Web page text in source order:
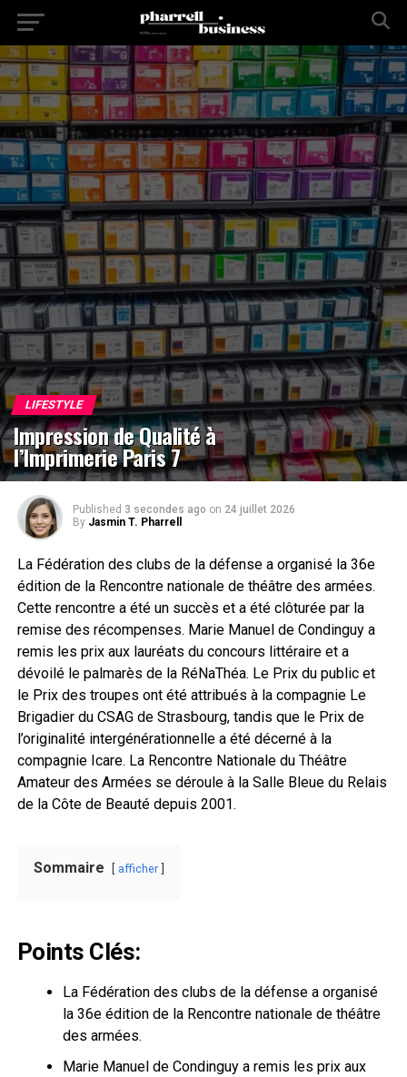
LIFESTYLE
Impression de Qualité à
l’Imprimerie Paris 7
Published 3 secondes ago on 24 juillet 2026
By Jasmin T. Pharrell
La Fédération des clubs de la défense a organisé la 36e
édition de la Rencontre nationale de théâtre des armées.
Cette rencontre a été un succès et a été clôturée par la
remise des récompenses. Marie Manuel de Condinguy a
remis les prix aux lauréats du concours littéraire et a
dévoilé le palmarès de la RéNaThéa. Le Prix du public et
le Prix des troupes ont été attribués à la compagnie Le
Brigadier du CSAG de Strasbourg, tandis que le Prix de
l’originalité intergénérationnelle a été décerné à la
compagnie Icare. La Rencontre Nationale du Théâtre
Amateur des Armées se déroule à la Salle Bleue du Relais
de la Côte de Beauté depuis 2001.
Sommaire afficher
Points Clés:
La Fédération des clubs de la défense a organisé
la 36e édition de la Rencontre nationale de théâtre
des armées.
Marie Manuel de Condinguy a remis les prix aux